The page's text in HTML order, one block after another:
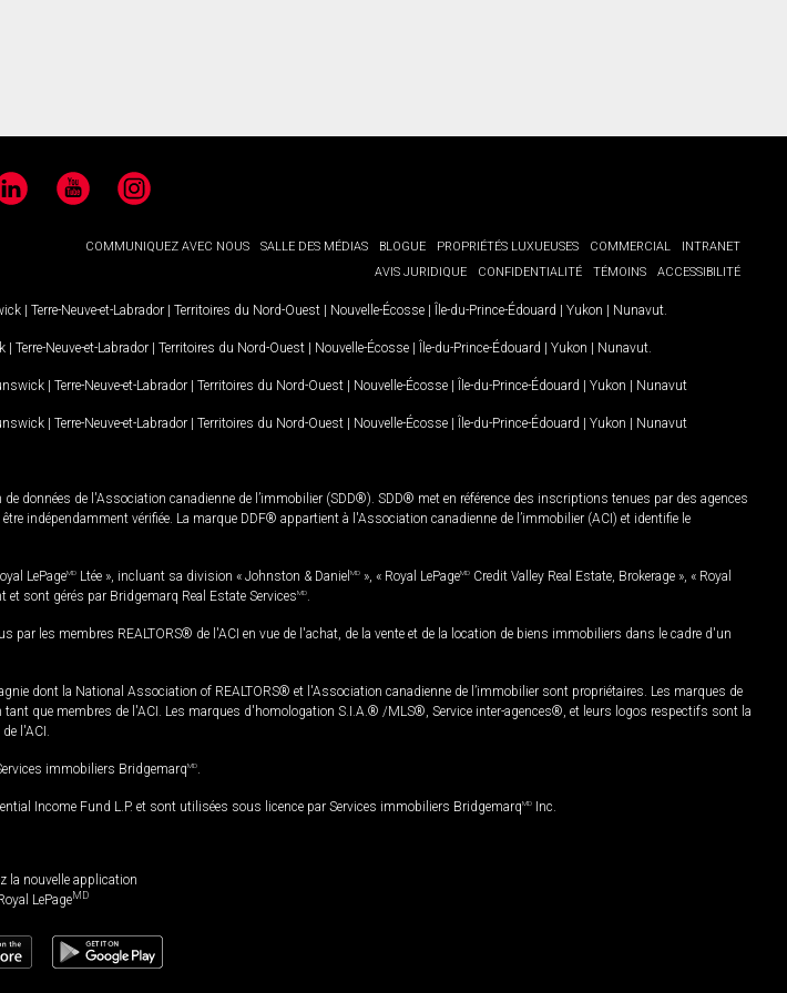
YouTubeInstagram
COMMUNIQUEZ AVEC NOUS SALLE DES MÉDIAS BLOGUE PROPRIÉTÉS LUXUEUSES COMMERCIAL
INTRANET
AVIS JURIDIQUE
CONFIDENTIALITÉ TÉMOINS ACCESSIBILITÉ
| Terre-Neuve-et-Labrador | Territoires du Nord-Ouest | Nouvelle-Écosse | Île-du-Prince-Édouard | Yukon | Nunavut
| Terre-Neuve-et-Labrador | Territoires du Nord-Ouest | Nouvelle-Écosse | Île-du-Prince-Édouard | Yukon | Nunavut
| Terre-Neuve-et-Labrador | Territoires du Nord-Ouest | Nouvelle-Écosse | Île-du-Prince-Édouard | Yukon | Nunavut
| Terre-Neuve-et-Labrador | Territoires du Nord-Ouest | Nouvelle-Écosse | Île-du-Prince-Édouard | Yukon | Nunavut
données de l'Association canadienne de l’immobilier (SDD®). SDD® met en référence des inscriptions tenues par des agences
indépendamment vérifiée. La marque DDF® appartient à l'Association canadienne de l’immobilier (ACI) et identifie le
LePageMD Ltée », incluant sa division « Johnston & Daniel MD », « Royal LePageMD Credit Valley Real Estate, Brokerage », « Royal
sont gérés par Bridgemarq Real Estate ServicesMD
les membres REALTORS® de l'ACI en vue de l'achat, de la vente et de la location de biens immobiliers dans le cadre d'un
dont la National Association of REALTORS® et l'Association canadienne de l’immobilier sont propriétaires. Les marques de
que membres de l'ACI. Les marques d'homologation S.I.A.® /MLS®, Service inter-agences®, et leurs logos respectifs sont la
l'ACI.
immobiliers BridgemarqMD
Income Fund L.P. et sont utilisées sous licence par Services immobiliers BridgemarqMD Inc.
la nouvelle application
LePageMD